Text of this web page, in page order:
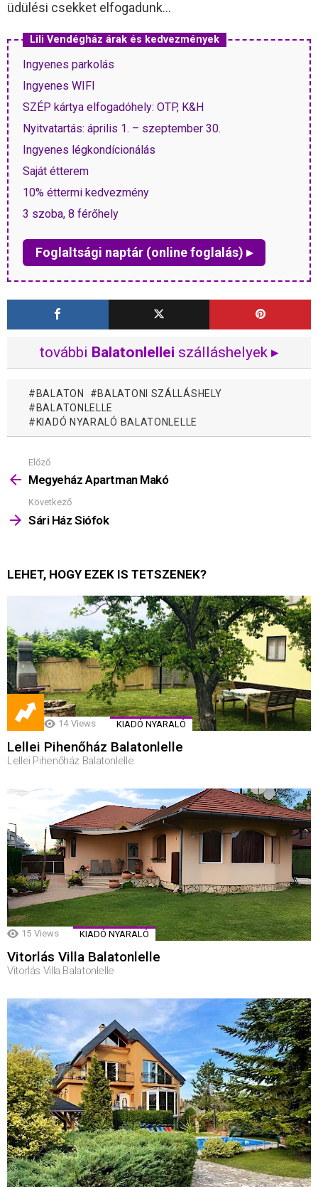
üdülési csekket elfogadunk…
Lili Vendégház árak és kedvezmények
Ingyenes parkolás
Ingyenes WIFI
SZÉP kártya elfogadóhely: OTP, K&H
Nyitvatartás: április 1. – szeptember 30.
Ingyenes légkondícionálás
Saját étterem
10% éttermi kedvezmény
3 szoba, 8 férőhely
Foglaltsági naptár (online foglalás) ▸
további Balatonlellei szálláshelyek ▸
BALATON
BALATONI SZÁLLÁSHELY
BALATONLELLE
KIADÓ NYARALÓ BALATONLELLE
Mutass
többet
Előző
Megyeház Apartman Makó
Következő
Sári Ház Siófok
LEHET, HOGY EZEK IS TETSZENEK?
14 Views KIADÓ NYARALÓ
Lellei Pihenőház Balatonlelle
Lellei Pihenőház Balatonlelle
15 Views KIADÓ NYARALÓ
Vitorlás Villa Balatonlelle
Vitorlás Villa Balatonlelle